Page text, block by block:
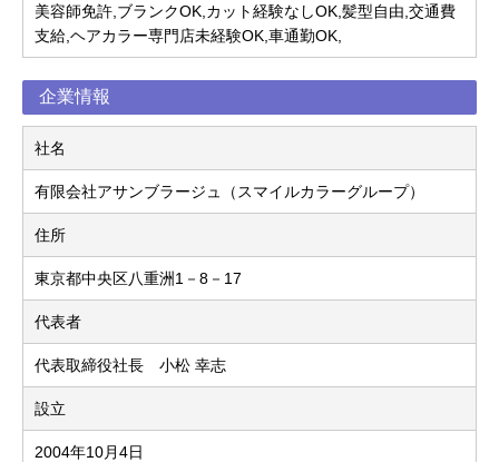
美容師免許,ブランクOK,カット経験なしOK,髪型自由,交通費
支給,ヘアカラー専門店未経験OK,車通勤OK,
企業情報
社名
有限会社アサンブラージュ（スマイルカラーグループ）
住所
東京都中央区八重洲1－8－17
代表者
代表取締役社長 小松 幸志
設立
2004年10月4日